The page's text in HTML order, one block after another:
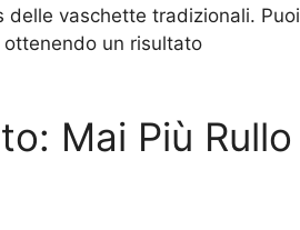
vaschette tradizionali. Puoi
un risultato
Mai Più Rullo